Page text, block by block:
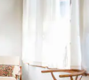
oder erkunde die